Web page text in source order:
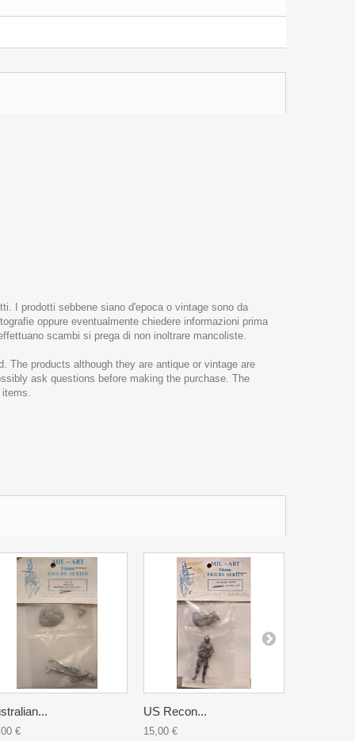
I prodotti sebbene siano d'epoca o vintage sono da
oppure eventualmente chiedere informazioni prima
scambi si prega di non inoltrare mancoliste.
The products although they are antique or vintage are
ask questions before making the purchase. The
items.
€
US Recon...
15,00 €